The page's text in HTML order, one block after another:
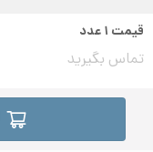
قیمت ۱عدد
تماس بگیرید